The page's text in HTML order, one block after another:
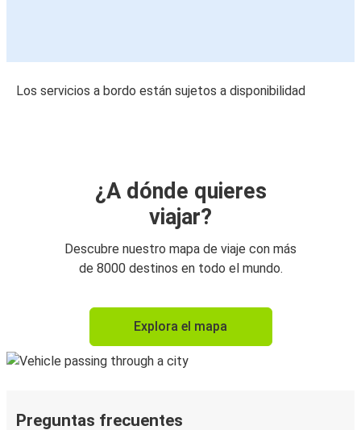
Los servicios a bordo están sujetos a disponibilidad
¿A dónde quieres
viajar?
Descubre nuestro mapa de viaje con más
de 8000 destinos en todo el mundo.
Explora el mapa
Preguntas frecuentes